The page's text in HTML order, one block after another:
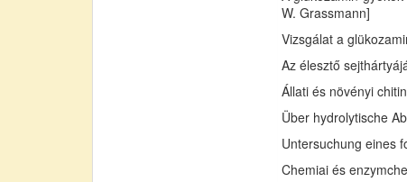
W. Grassmann]
Vizsgálat a
Az élesztő
Állati és növényi
Über hydrolytische
Untersuchung eines
Chemiai és